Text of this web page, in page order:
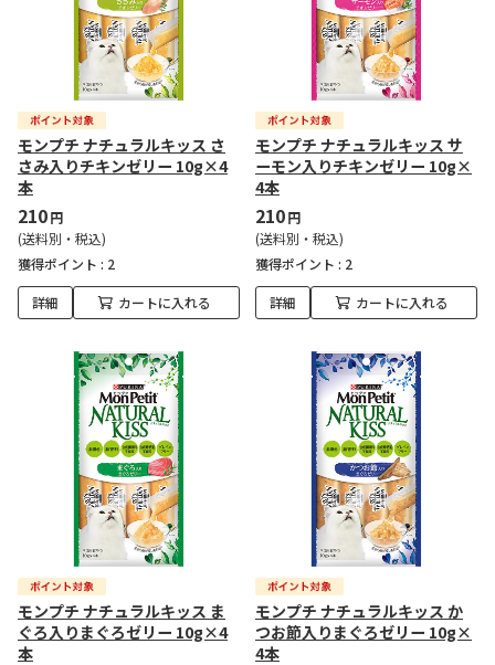
モンプチ ナチュラルキッス さ
さみ入りチキンゼリー 10g×4
本
210円
(送料別・税込)
獲得ポイント : 2
詳細 カートに入れる
モンプチ ナチュラルキッス サ
ーモン入りチキンゼリー 10g×
4本
210円
(送料別・税込)
獲得ポイント : 2
詳細 カートに入れる
モンプチ ナチュラルキッス ま
ぐろ入りまぐろゼリー 10g×4
本
モンプチ ナチュラルキッス か
つお節入りまぐろゼリー 10g×
4本